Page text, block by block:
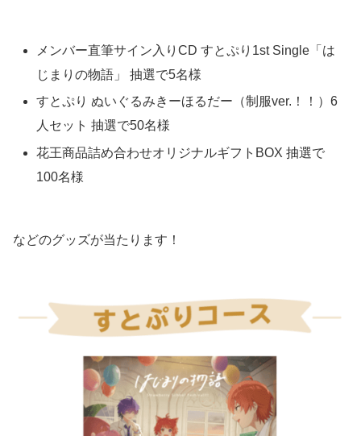
メンバー直筆サイン入りCD すとぷり1st Single「は
じまりの物語」 抽選で5名様
すとぷり ぬいぐるみきーほるだー（制服ver.！！）6
人セット 抽選で50名様
花王商品詰め合わせオリジナルギフトBOX 抽選で
100名様
などのグッズが当たります！